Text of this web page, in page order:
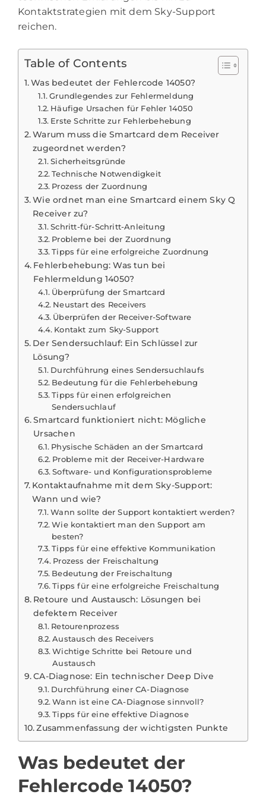
Kontaktstrategien mit dem Sky-Support
reichen.
Table of Contents
Was bedeutet der Fehlercode 14050?
Grundlegendes zur Fehlermeldung
Häufige Ursachen für Fehler 14050
Erste Schritte zur Fehlerbehebung
Warum muss die Smartcard dem Receiver
zugeordnet werden?
Sicherheitsgründe
Technische Notwendigkeit
Prozess der Zuordnung
Wie ordnet man eine Smartcard einem Sky Q
Receiver zu?
Schritt-für-Schritt-Anleitung
Probleme bei der Zuordnung
Tipps für eine erfolgreiche Zuordnung
Fehlerbehebung: Was tun bei
Fehlermeldung 14050?
Überprüfung der Smartcard
Neustart des Receivers
Überprüfen der Receiver-Software
Kontakt zum Sky-Support
Der Sendersuchlauf: Ein Schlüssel zur
Lösung?
Durchführung eines Sendersuchlaufs
Bedeutung für die Fehlerbehebung
Tipps für einen erfolgreichen
Sendersuchlauf
Smartcard funktioniert nicht: Mögliche
Ursachen
Physische Schäden an der Smartcard
Probleme mit der Receiver-Hardware
Software- und Konfigurationsprobleme
Kontaktaufnahme mit dem Sky-Support:
Wann und wie?
Wann sollte der Support kontaktiert werden?
Wie kontaktiert man den Support am
besten?
Tipps für eine effektive Kommunikation
Prozess der Freischaltung
Bedeutung der Freischaltung
Tipps für eine erfolgreiche Freischaltung
Retoure und Austausch: Lösungen bei
defektem Receiver
Retourenprozess
Austausch des Receivers
Wichtige Schritte bei Retoure und
Austausch
CA-Diagnose: Ein technischer Deep Dive
Durchführung einer CA-Diagnose
Wann ist eine CA-Diagnose sinnvoll?
Tipps für eine effektive Diagnose
Zusammenfassung der wichtigsten Punkte
Was bedeutet der
Fehlercode 14050?